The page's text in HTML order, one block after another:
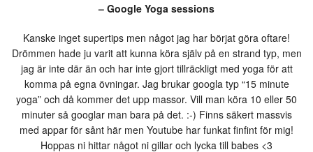
– Google Yoga sessions
Kanske inget supertips men något jag har börjat göra oftare!
Drömmen hade ju varit att kunna köra själv på en strand typ, men
jag är inte där än och har inte gjort tillräckligt med yoga för att
komma på egna övningar. Jag brukar googla typ “15 minute
yoga” och då kommer det upp massor. Vill man köra 10 eller 50
minuter så googlar man bara på det. :-) Finns säkert massvis
med appar för sånt här men Youtube har funkat finfint för mig!
Hoppas ni hittar något ni gillar och lycka till babes <3